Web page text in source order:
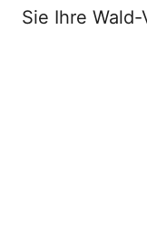
Sie Ihre